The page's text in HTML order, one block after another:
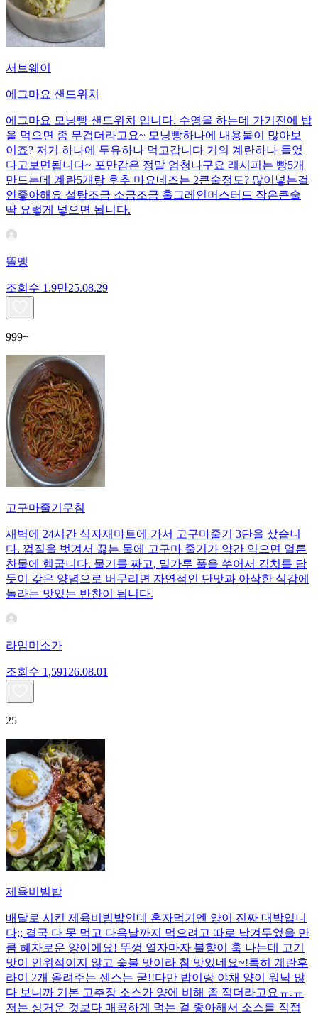
서브웨이
에그마요 샌드위치
에그마요 모닝빵 샌드위치 입니다. 수영을 하는데 가기전에 밥
을 먹으면 좀 무겁더라고요~ 모닝빵하나에 내용물이 많아보
이죠? 저거 하나에 두유하나 먹고갑니다 거의 계란하나 들었
다고보면됩니다~ 포만감은 정말 엄청나구요 레시피는 빵5개
만드는데 계란5개랑 후추 마요네즈는 2큰술정도? 많이넣는걸
안좋아해요 설탕조금 소금조금 홀그레인머스터드 작은큰술
딱 요렇게 넣으면 됩니다.
똘맹
조회수 1.9만25.08.29
999+
고구마줄기무침
새벽에 24시간 식자재마트에 가서 고구마줄기 3단을 샀습니
다. 껍질을 벗겨서 끓는 물에 고구마 줄기가 약간 익으면 얼른
찬물에 헹굽니다. 물기를 짜고, 밀가루 풀을 쑤어서 김치를 담
듯이 갖은 양념으로 버무리면 자연적인 단맛과 아삭한 식감에
놀라는 맛있는 반찬이 됩니다.
라임미소가
조회수 1,591 26.08.01
25
제육비빔밥
배달로 시킨 제육비빔밥인데 혼자먹기엔 양이 진짜 대박입니
다;; 결국 다 못 먹고 다음날까지 먹으려고 따로 남겨두었을 만
큼 혜자로운 양이에요! 뚜껑 열자마자 불향이 훅 나는데 고기
맛이 인위적이지 않고 숯불 맛이라 참 맛있네요~!특히 계란후
라이 2개 올려주는 센스는 굳!! ​다만 밥이랑 야채 양이 워낙 많
다 보니까 기본 고추장 소스가 양에 비해 좀 적더라고요ㅠ.ㅠ
저는 싱거운 것보다 매콤하게 먹는 걸 좋아해서 소스를 직접